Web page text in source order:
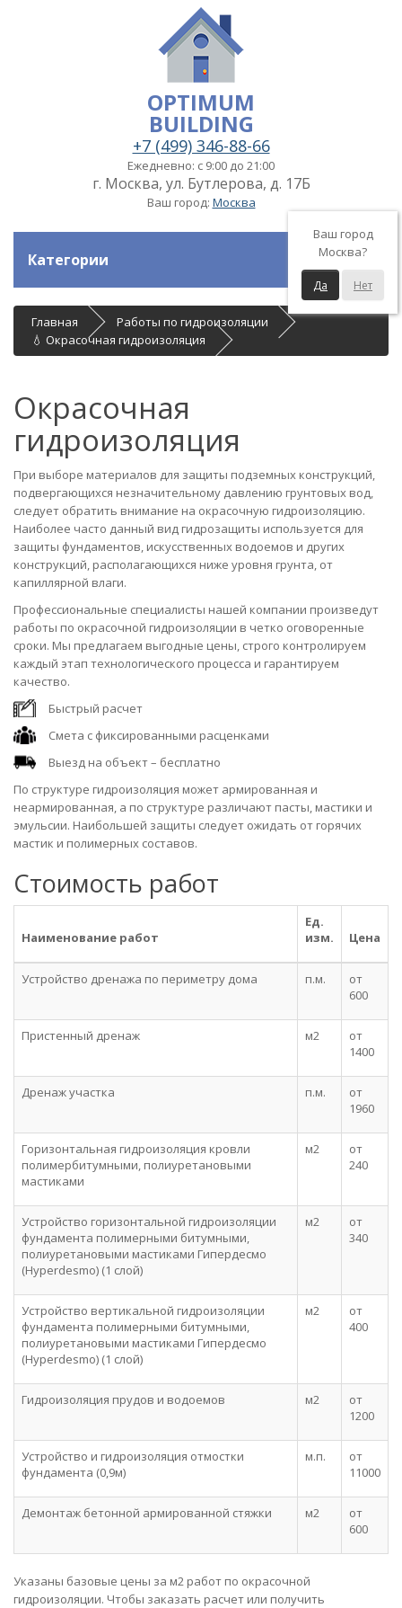
OPTIMUM
BUILDING
+7 (499) 346-88-66
Ежедневно: с 9:00 до 21:00
г. Москва, ул. Бутлерова, д. 17Б
Ваш город: Москва
Ваш город
Москва?
Да Нет
Категории
Главная
Работы по гидроизоляции
💧 Окрасочная гидроизоляция
Окрасочная
гидроизоляция
При выборе материалов для защиты подземных конструкций,
подвергающихся незначительному давлению грунтовых вод,
следует обратить внимание на окрасочную гидроизоляцию.
Наиболее часто данный вид гидрозащиты используется для
защиты фундаментов, искусственных водоемов и других
конструкций, располагающихся ниже уровня грунта, от
капиллярной влаги.
Профессиональные специалисты нашей компании произведут
работы по окрасочной гидроизоляции в четко оговоренные
сроки. Мы предлагаем выгодные цены, строго контролируем
каждый этап технологического процесса и гарантируем
качество.
Быстрый расчет
Смета с фиксированными расценками
Выезд на объект – бесплатно
По структуре гидроизоляция может армированная и
неармированная, а по структуре различают пасты, мастики и
эмульсии. Наибольшей защиты следует ожидать от горячих
мастик и полимерных составов.
Стоимость работ
Наименование работ
Ед.
изм.
Цена
Устройство дренажа по периметру дома п.м.
от
600
Пристенный дренаж м2
от
1400
Дренаж участка п.м.
от
1960
Горизонтальная гидроизоляция кровли
полимербитумными, полиуретановыми
мастиками
м2
от
240
Устройство горизонтальной гидроизоляции
фундамента полимерными битумными,
полиуретановыми мастиками Гипердесмо
(Hyperdesmo) (1 слой)
м2
от
340
Устройство вертикальной гидроизоляции
фундамента полимерными битумными,
полиуретановыми мастиками Гипердесмо
(Hyperdesmo) (1 слой)
м2
от
400
Гидроизоляция прудов и водоемов м2
от
1200
Устройство и гидроизоляция отмостки
фундамента (0,9м)
м.п.
от
11000
Демонтаж бетонной армированной стяжки м2
от
600
Указаны базовые цены за м2 работ по окрасочной
гидроизоляции. Чтобы заказать расчет или получить